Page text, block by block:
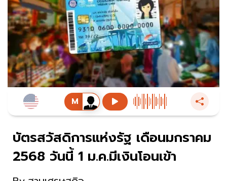
บัตรสวัสดิการแห่งรัฐ เดือนมกราคม
2568 วันนี้ 1 ม.ค.มีเงินโอนเข้า